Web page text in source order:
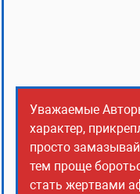
Уважаемые
характер,
просто
тем проще
стать жертвами